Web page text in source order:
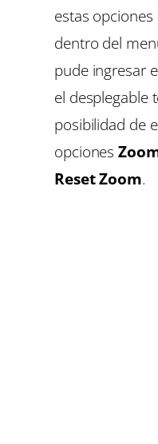
estas
dentro del
pude ingresar
el desplegable
posibilidad de
opciones
Reset Zoom.